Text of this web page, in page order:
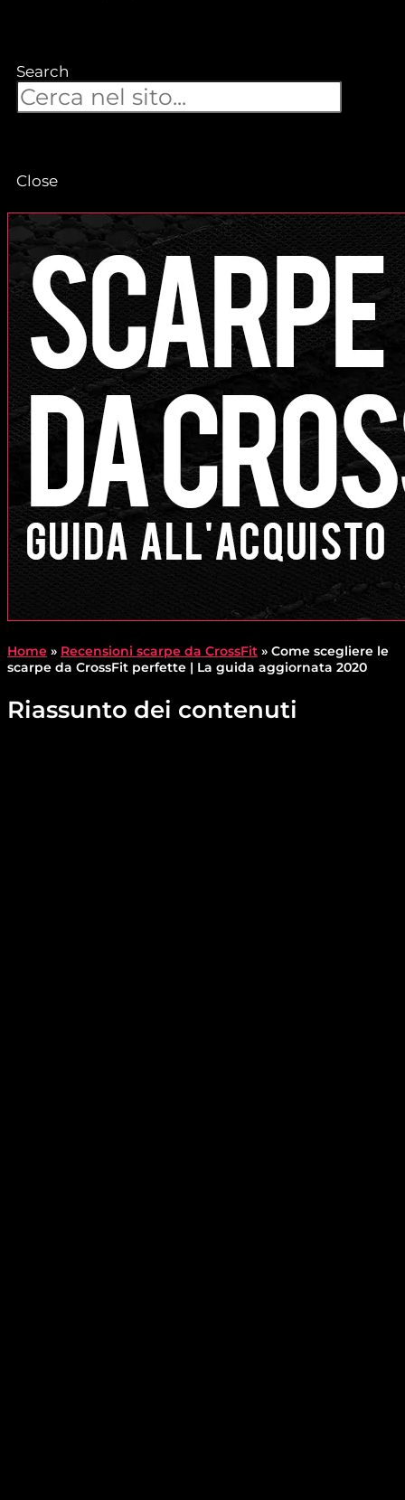
Search
Close
Home » Recensioni scarpe da CrossFit » Come scegliere le
scarpe da CrossFit perfette | La guida aggiornata 2020
Riassunto dei contenuti